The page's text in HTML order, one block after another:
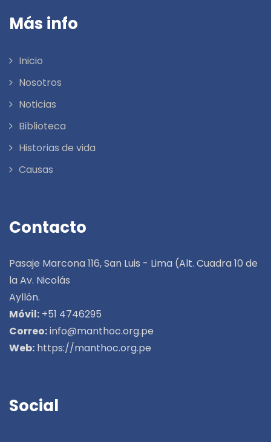
Más info
Inicio
Nosotros
Noticias
Biblioteca
Historias de vida
Causas
Contacto
Pasaje Marcona 116, San Luis - Lima (Alt. Cuadra 10 de
la Av. Nicolás
Ayllón.
Móvil: +51 4746295
Correo:info@manthoc.org.pe
Web: https://manthoc.org.pe
Social